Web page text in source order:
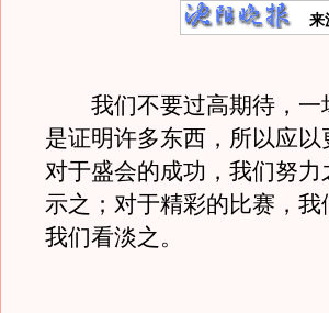
来
我们不要过高期待，一
是证明许多东西，所以应
对于盛会的成功，我们努
示之；对于精彩的比赛，
我们看淡之。